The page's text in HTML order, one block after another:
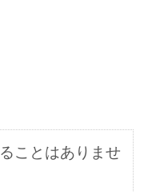
ことはありませ